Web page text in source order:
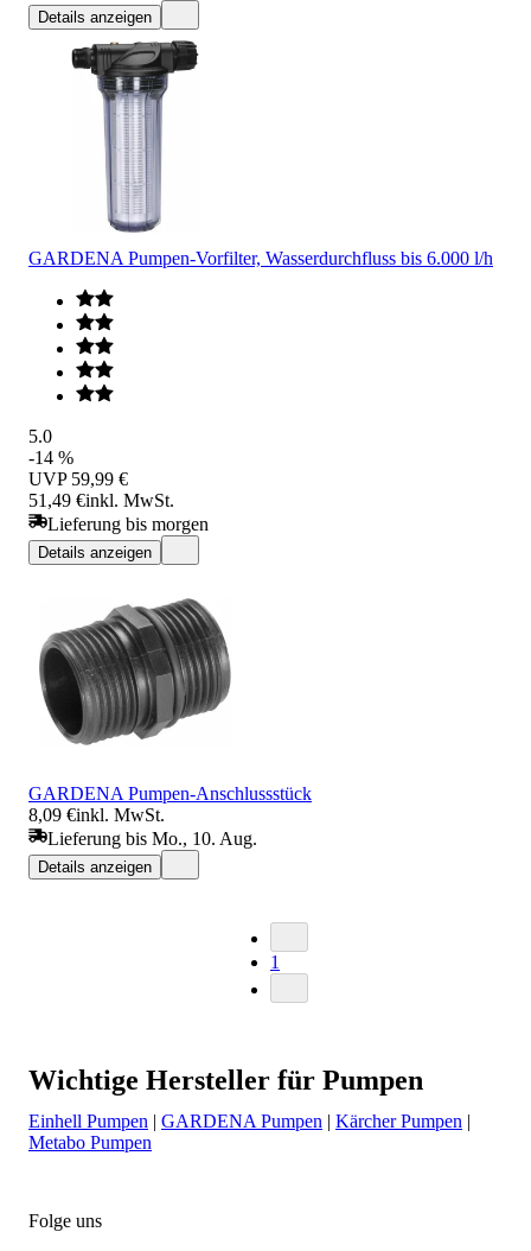
Details anzeigen
GARDENA Pumpen-Vorfilter, Wasserdurchfluss bis 6.000 l/h
5.0
-14 %
UVP 59,99 €
51,49 €inkl. MwSt.
Lieferung bis morgen
Details anzeigen
GARDENA Pumpen-Anschlussstück
8,09 €inkl. MwSt.
Lieferung bis Mo., 10. Aug.
Details anzeigen
1
Wichtige Hersteller für Pumpen
Einhell Pumpen | GARDENA Pumpen | Kärcher Pumpen |
Metabo Pumpen
Folge uns